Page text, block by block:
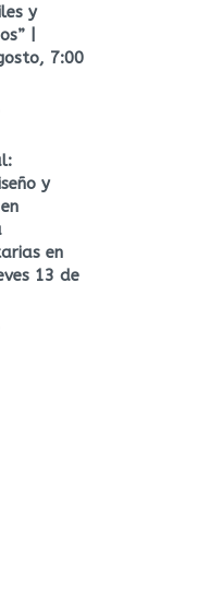
y
|
7:00
y
en
13 de